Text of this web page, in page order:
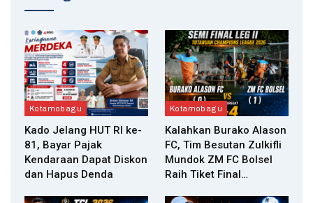
Kotamobagu
Kado Jelang HUT RI ke-
81, Bayar Pajak
Kendaraan Dapat Diskon
dan Hapus Denda
Kotamobagu
Kalahkan Burako Alason
FC, Tim Besutan Zulkifli
Mundok ZM FC Bolsel
Raih Tiket Final…